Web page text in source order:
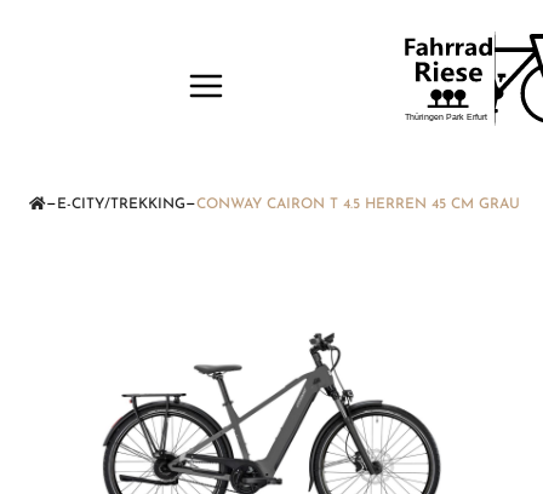
— E-CITY/TREKKING—CONWAY CAIRON T 4.5 HERREN 45 CM GRAU